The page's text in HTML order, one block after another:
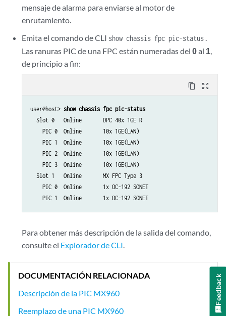
mensaje de alarma para enviarse al motor de
enrutamiento.
Emita el comando de CLI show chassis fpc pic-status .
Las ranuras PIC de una FPC están numeradas del0al 1,
de principio a fin:
content_copy zoom_out_map
user@host> show chassis fpc pic-status
  Slot 0   Online       DPC 40x 1GE R
    PIC 0  Online       10x 1GE(LAN)
    PIC 1  Online       10x 1GE(LAN)
    PIC 2  Online       10x 1GE(LAN)
    PIC 3  Online       10x 1GE(LAN)
  Slot 1   Online       MX FPC Type 3
    PIC 0  Online       1x OC-192 SONET
    PIC 1  Online       1x OC-192 SONET
Para obtener más descripción de la salida del comando,
consulte el Explorador de CLI.
DOCUMENTACIÓN RELACIONADA
Descripción de la PIC MX960
Reemplazo de una PIC MX960
Feedback